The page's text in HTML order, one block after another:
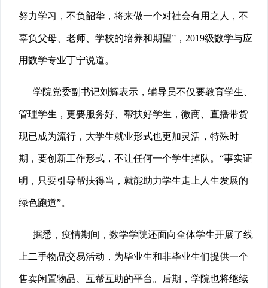
努力学习，不负韶华，将来做一个对社会有用之人，不
辜负父母、老师、学校的培养和期望”，2019级数学与应
用数学专业丁宁说道。
学院党委副书记刘辉表示，辅导员不仅要教育学生、
管理学生，更要服务好、帮扶好学生，微商、直播带货
现已成为流行，大学生就业形式也更加灵活，特殊时
期，要创新工作形式，不让任何一个学生掉队。“事实证
明，只要引导帮扶得当，就能助力学生走上人生发展的
绿色跑道”。
据悉，疫情期间，数学学院还面向全体学生开展了线
上二手物品交易活动，为毕业生和非毕业生们提供一个
售卖闲置物品、互帮互助的平台。后期，学院也将继续